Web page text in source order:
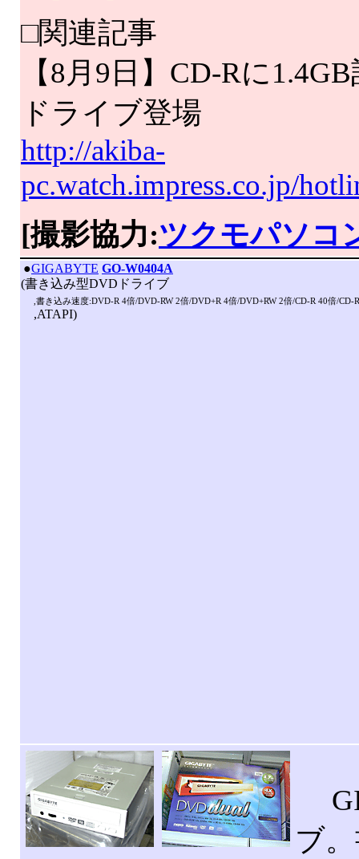
□関連記事
【8月9日】CD-Rに
ドライブ登場
http://akiba-
pc.watch.impress.co.jp/
[撮影協力:ツクモパソコ
●GIGABYTE GO-W0404A
(書き込み型DVDドライブ
,書き込み速度:DVD-R 4倍/DVD-RW 2倍/DVD+R 4倍/DVD+RW 2倍/CD-R 40倍/CD-
,ATAPI)
ブ